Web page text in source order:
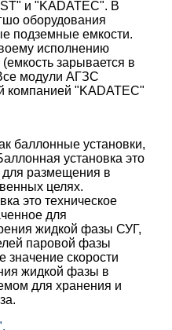
и "KADATEC". В
оборудования
подземные емкости.
исполнению
зарывается в
модули АГЗС
компанией "KADATEC"
баллонные установки,
установка это
размещения в
целях.
это техническое
для
жидкой фазы СУГ,
паровой фазы
значение скорости
жидкой фазы в
для хранения и